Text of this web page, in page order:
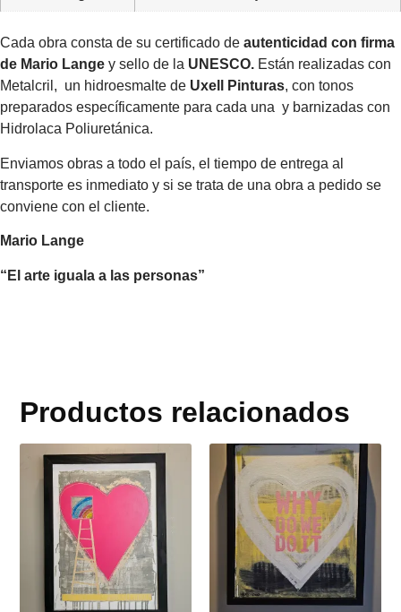
Cada obra consta de su certificado de autenticidad con firma
de Mario Lange y sello de la UNESCO. Están realizadas con
Metalcril, un hidroesmalte de Uxell Pinturas, con tonos
preparados específicamente para cada una y barnizadas con
Hidrolaca Poliuretánica.
Enviamos obras a todo el país, el tiempo de entrega al
transporte es inmediato y si se trata de una obra a pedido se
conviene con el cliente.
Mario Lange
“El arte iguala a las personas”
Productos relacionados